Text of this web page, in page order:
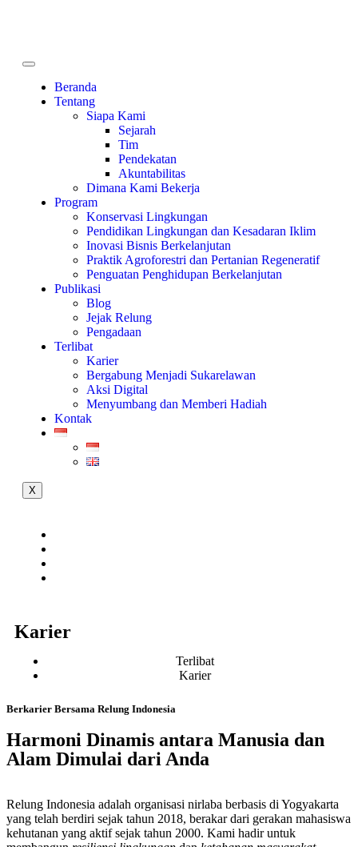
Beranda
Tentang
Siapa Kami
Sejarah
Tim
Pendekatan
Akuntabilitas
Dimana Kami Bekerja
Program
Konservasi Lingkungan
Pendidikan Lingkungan dan Kesadaran Iklim
Inovasi Bisnis Berkelanjutan
Praktik Agroforestri dan Pertanian Regeneratif
Penguatan Penghidupan Berkelanjutan
Publikasi
Blog
Jejak Relung
Pengadaan
Terlibat
Karier
Bergabung Menjadi Sukarelawan
Aksi Digital
Menyumbang dan Memberi Hadiah
Kontak
X
Karier
Terlibat
Karier
Berkarier Bersama Relung Indonesia
Harmoni Dinamis antara Manusia dan
Alam Dimulai dari Anda
Relung Indonesia adalah organisasi nirlaba berbasis di Yogyakarta
yang telah berdiri sejak tahun 2018, berakar dari gerakan mahasiswa
kehutanan yang aktif sejak tahun 2000. Kami hadir untuk